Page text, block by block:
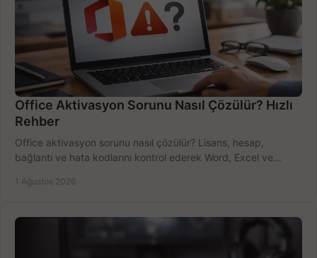
Office Aktivasyon Sorunu Nasıl Çözülür? Hızlı
Rehber
Office aktivasyon sorunu nasıl çözülür? Lisans, hesap,
bağlantı ve hata kodlarını kontrol ederek Word, Excel ve
1 Ağustos 2026